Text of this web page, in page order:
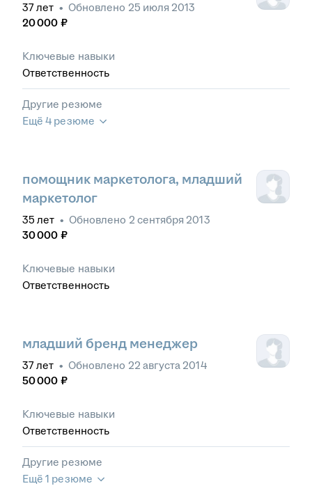
37лет • Обновлено 25 июля 2013
20 000 ₽
Ключевые навыки
Ответственность
Другие резюме
Ещё 4 резюме
помощник маркетолога, младший
маркетолог
35 лет • Обновлено 2 сентября 2013
30 000 ₽
Ключевые навыки
Ответственность
младший бренд менеджер
37лет • Обновлено 22 августа 2014
50 000 ₽
Ключевые навыки
Ответственность
Другие резюме
Ещё 1 резюме